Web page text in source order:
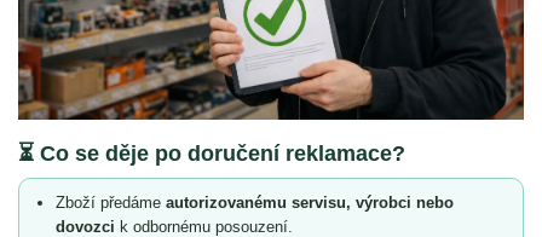
⏳ Co se děje po doručení reklamace?
Zboží předáme autorizovanému servisu, výrobci nebo
dovozci k odbornému posouzení.